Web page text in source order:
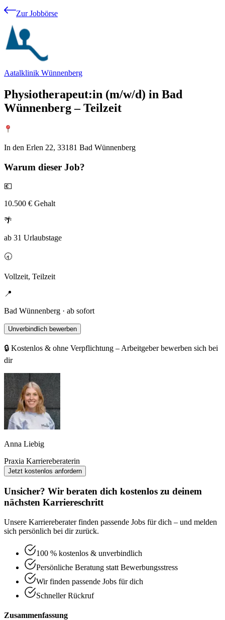
Zur Jobbörse
Aatalklinik Wünnenberg
Physiotherapeut:in (m/w/d) in Bad
Wünnenberg – Teilzeit
In den Erlen 22, 33181 Bad Wünnenberg
Warum dieser Job?
💶
10.500 € Gehalt
🌴
ab 31 Urlaubstage
🕣
Vollzeit, Teilzeit
📍
Bad Wünnenberg · ab sofort
Unverbindlich bewerben
🔒 Kostenlos & ohne Verpflichtung – Arbeitgeber bewerben sich bei
dir
Anna Liebig
Praxia Karriereberaterin
Jetzt kostenlos anfordern
Unsicher? Wir beraten dich kostenlos zu deinem
nächsten Karriereschritt
Unsere Karriereberater finden passende Jobs für dich – und melden
sich persönlich bei dir zurück.
100 % kostenlos & unverbindlich
Persönliche Beratung statt Bewerbungsstress
Wir finden passende Jobs für dich
Schneller Rückruf
Zusammenfassung